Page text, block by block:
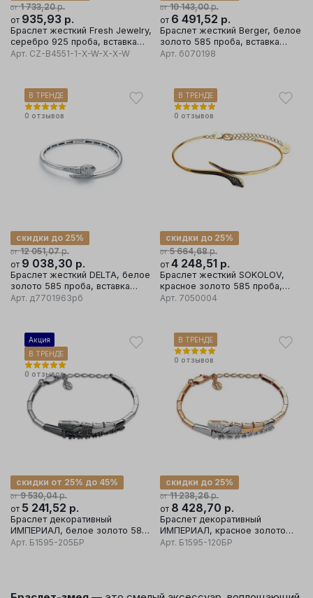
от 1 733,20р.
от 935,93 р.
Браслет жесткий Fresh Jewelry,
серебро 925 проба, вставка
фианит
Арт. CZ-B4551-1-X-W-X-X-W
от 10 143,00р.
от 6 491,52 р.
Браслет жесткий Berger, белое
золото 585 проба, вставка
фианит
Арт. б070198
В ТРЕНДЕ
0 отзывов
от 12 051,07р.
скидки до 25%
от 9 038,30 р.
Браслет жесткий DELTA, белое
золото 585 проба, вставка
бриллиант/изумруд
Арт. д7701963рб
В ТРЕНДЕ
0 отзывов
от 5 664,68р.
скидки до 25%
от 4 248,51 р.
Браслет жесткий SOKOLOV,
красное золото 585 проба,
вставка бриллиант
Арт. 7050004
Акция
В ТРЕНДЕ
0 отзывов
от 9 530,04р.
скидки от 25% до 45%
от 5 241,52 р.
Браслет декоративный
ИМПЕРИАЛ, белое золото 585
проба, вставка бриллиант
Арт. Б1595-205БР
В ТРЕНДЕ
0 отзывов
от 11 238,26р.
скидки до 25%
от 8 428,70 р.
Браслет декоративный
ИМПЕРИАЛ, красное золото
585 проба, вставка бриллиант
Арт. Б1595-120БР